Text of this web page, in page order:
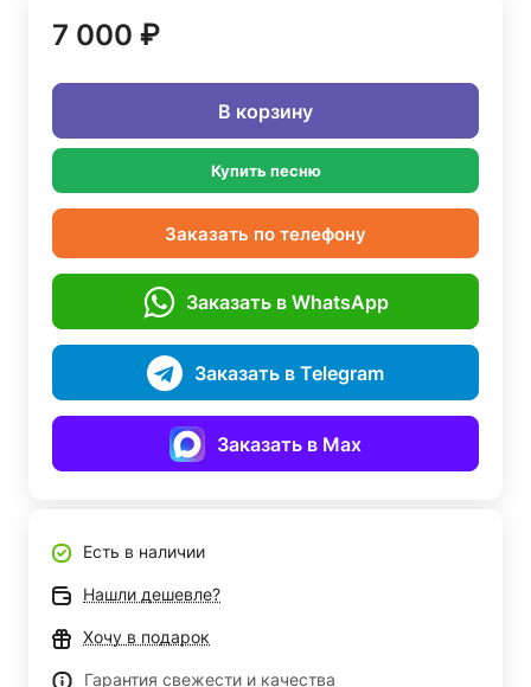
7 000 ₽
В корзину
Купить песню
Заказать по телефону
Заказать в WhatsApp
Заказать в Telegram
Заказать в Max
Есть в наличии
Нашли дешевле?
Хочу в подарок
Гарантия свежести и качества